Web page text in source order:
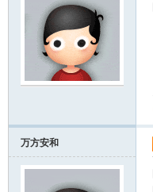
万方安和